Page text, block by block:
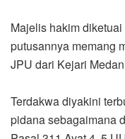
Majelis hakim
putusannya memang
JPU dari Kejari
Terdakwa diyakini
pidana sebagaimana